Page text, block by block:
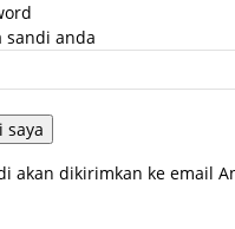
sandi anda
akan dikirimkan ke email